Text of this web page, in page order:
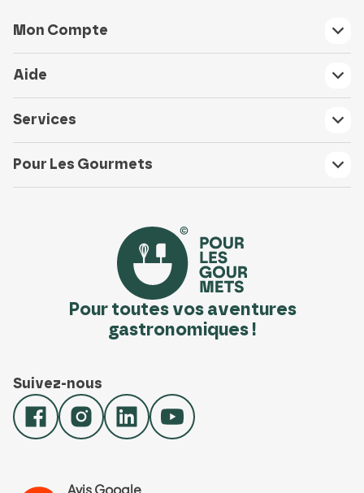
Mon Compte
Aide
Services
Pour Les Gourmets
Pour toutes vos aventures
gastronomiques !
Suivez-nous
Avis Google